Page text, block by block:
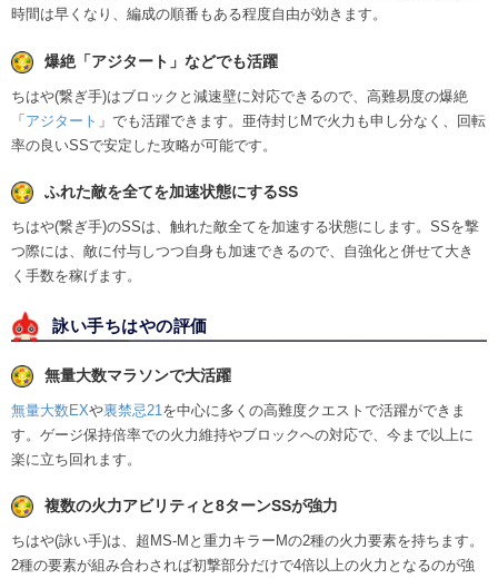
時間は早くなり、編成の順番もある程度自由が効きます。
爆絶「アジタート」などでも活躍
ちはや(繋ぎ手)はブロックと減速壁に対応できるので、高難易度の爆絶
「アジタート 」でも活躍できます。亜侍封じMで火力も申し分なく、回転
率の良いSSで安定した攻略が可能です。
ふれた敵を全てを加速状態にするSS
ちはや(繋ぎ手)のSSは、触れた敵全てを加速する状態にします。SSを撃
つ際には、敵に付与しつつ自身も加速できるので、自強化と併せて大き
く手数を稼げます。
詠い手ちはやの評価
無量大数マラソンで大活躍
無量大数EXや裏禁忌21 を中心に多くの高難度クエストで活躍ができま
す。ゲージ保持倍率での火力維持やブロックへの対応で、今まで以上に
楽に立ち回れます。
複数の火力アビリティと8ターンSSが強力
ちはや(詠い手)は、超MS-Mと重力キラーMの2種の火力要素を持ちます。
2種の要素が組み合わされば初撃部分だけで4倍以上の火力となるのが強